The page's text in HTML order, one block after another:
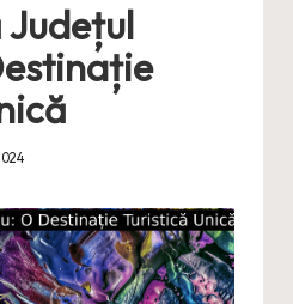
Județul